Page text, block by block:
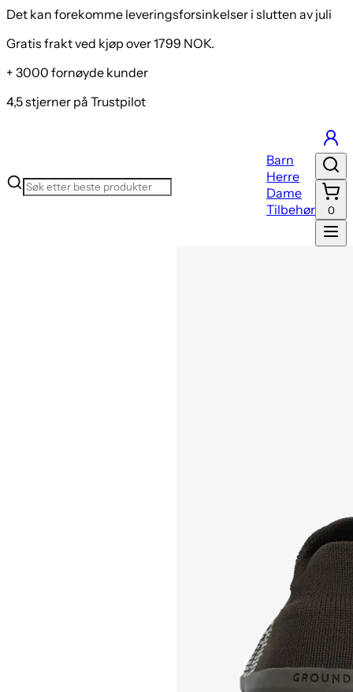
Det kan forekomme leveringsforsinkelser i slutten av juli
Gratis frakt ved kjøp over 1799 NOK.
+ 3000 fornøyde kunder
4,5 stjerner på Trustpilot
Barn
Herre
Dame
Tilbehør
0